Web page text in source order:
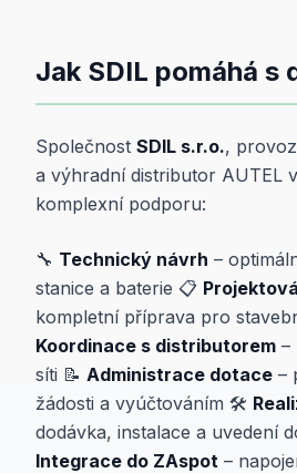
Jak SDIL pomáhá s
Společnost SDIL s.r.o.,
a výhradní distributor AUTEL
komplexní podporu:
🔧 Technický návrh –
stanice a baterie 📋
kompletní příprava pro
Koordinace s distributorem –
síti 📝 Administrace dotace –
žádosti a vyúčtováním 🛠️
dodávka, instalace a uvedení
Integrace do ZAspot –